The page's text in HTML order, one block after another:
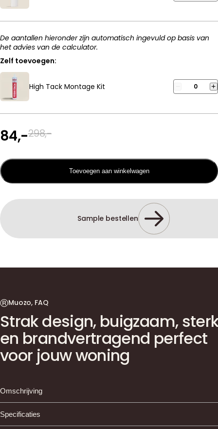
De aantallen hieronder zijn automatisch ingevuld op basis van
het advies van de calculator.
Zelf toevoegen:
High Tack Montage Kit 0 +
84,-298,-
Toevoegen aan winkelwagen
Sample bestellen
Muozo, FAQ
Strak design, buigzaam,
en brandvertragend perfect
voor jouw woning
Omschrijving
interieur
Specificaties